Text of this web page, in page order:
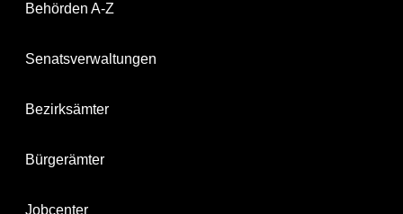
Behörden A-Z
Senatsverwaltungen
Bezirksämter
Bürgerämter
Jobcenter